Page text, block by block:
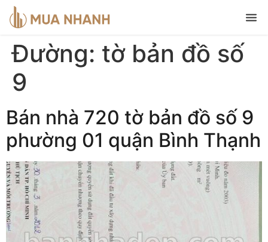
Đường: tờ bản đồ số
9
Bán nhà 720 tờ bản đồ số 9
phường 01 quận Bình Thạnh